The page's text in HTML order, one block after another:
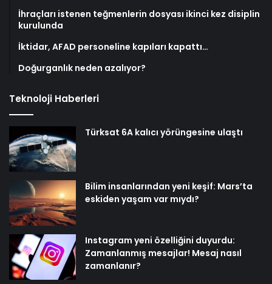
İhraçları istenen teğmenlerin dosyası ikinci kez disiplin
kurulunda
İktidar, AFAD personeline kapıları kapattı…
Doğurganlık neden azalıyor?
Teknoloji Haberleri
Türksat 6A kalıcı yörüngesine ulaştı
Bilim insanlarından yeni keşif: Mars’ta
eskiden yaşam var mıydı?
Instagram yeni özelliğini duyurdu:
Zamanlanmış mesajlar! Mesaj nasıl
zamanlanır?